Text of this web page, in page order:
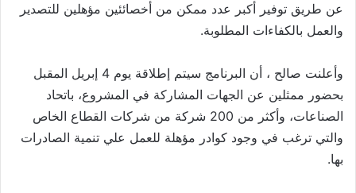
عن طريق توفير أكبر عدد ممكن من أخصائئين مؤهلين للتصدير
والعمل بالكفاءات المطلوبة.
وأعلنت صالح ، أن البرنامج سيتم إطلاقة يوم 4 إبريل المقبل
بحضور ممثلين عن الجهات المشاركة في المشروع، باتحاد
الصناعات، وأكثر من 200 شركة من شركات القطاع الخاص
والتي ترغب في وجود كوادر مؤهلة للعمل علي تنمية الصادرات
بها.